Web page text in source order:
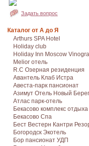
Задать вопрос
Каталог от А до Я
Arthurs SPA Hotel
Holiday club
Holiday Inn Moscow
Melior отель
R.C Озерная резиденция
Авантель Клаб Истра
Авеста-парк пансионат
Азимут Отель Новый Берег
Атлас парк-отель
Бекасово комплекс отдыха
Бекасово Спа
Бест Вестерн Кантри
Богородск Экотель
Бор пансионат УДП